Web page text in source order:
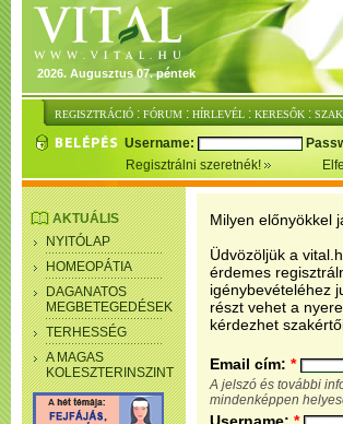
2026. Augusztus 07. péntek
REGISZTRÁCIÓ : FÓRUM : HÍRLEVÉL : KERESŐK :
Username:
Regisztrálni szeretnék!
AKTUÁLIS
NYITÓLAP
HOMEOPÁTIA
DAGANATOS
MEGBETEGEDÉSEK
TERHESSÉG
A MAGAS
KOLESZTERINSZINT
Milyen előnyökkel
Üdvözöljük a
érdemes
igénybevételéhez
részt vehet a
kérdezhet
Email cím: *
A jelszó és további
mindenképpen